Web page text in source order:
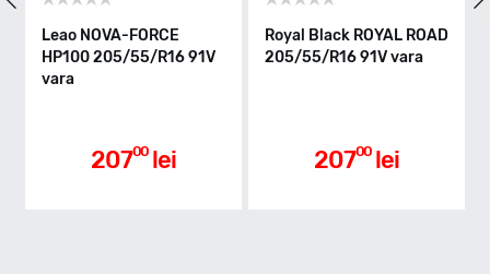
C
Leao NOVA-FORCE
HP100 205/55/R16 91V
vara
20700 lei
Royal Black ROYAL ROAD
205/55/R16 91V vara
20700 lei